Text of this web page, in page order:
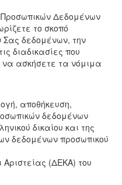
Δεδομένων
το σκοπό
δεδομένων, την
διαδικασίες που
να ασκήσετε τα νόμιμα
αποθήκευση,
δεδομένων
δικαίου και της
δεδομένων προσωπικού
(ΔΕΚΑ) του